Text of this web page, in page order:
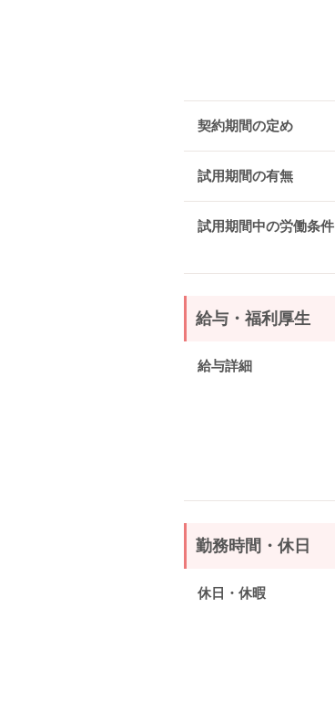
契約期間の定め
試用期間の有無
試用期間中の労働条件
給与・福利厚生
給与詳細
勤務時間・休日
休日・休暇